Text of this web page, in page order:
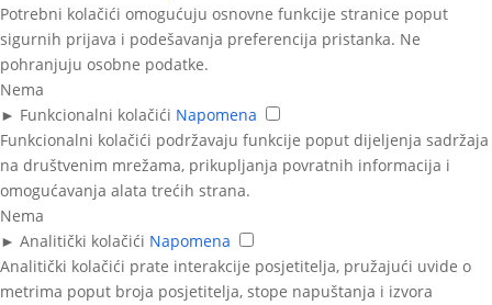
Potrebni kolačići omogućuju osnovne funkcije stranice poput
sigurnih prijava i podešavanja preferencija pristanka. Ne
pohranjuju osobne podatke.
Nema
► Funkcionalni kolačići Napomena
Funkcionalni kolačići podržavaju funkcije poput dijeljenja sadržaja
na društvenim mrežama, prikupljanja povratnih informacija i
omogućavanja alata trećih strana.
Nema
► Analitički kolačići Napomena
Analitički kolačići prate interakcije posjetitelja, pružajući uvide o
metrima poput broja posjetitelja, stope napuštanja i izvora